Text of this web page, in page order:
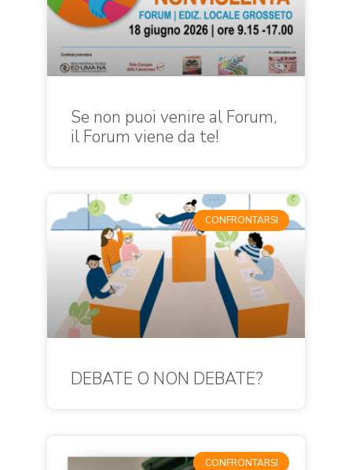
Se non puoi venire al Forum,
il Forum viene da te!
CONFRONTARSI
DEBATE O NON DEBATE?
CONFRONTARSI